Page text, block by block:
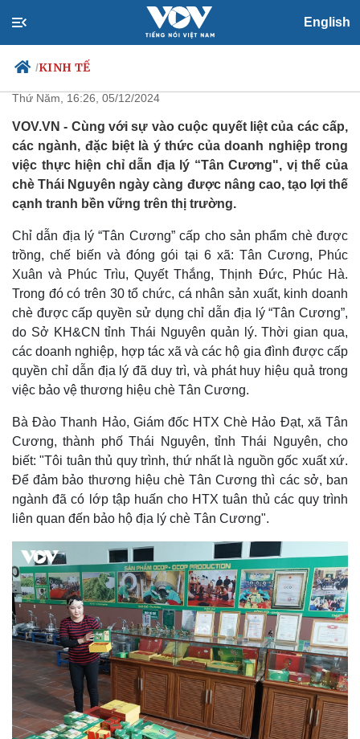
English
/KINH TẾ
Chính trị
Đảng
Tổ chức nhân sự
Quốc hội
Xã hội
Tin 24h
Dự báo thời tiết
Giáo dục
Việc làm
Biển đảo
Thế giới
Quan sát
Cuộc sống đó đây
Hồ sơ
Multimedia
Video
Ảnh
E-Magazine
Infographic
Tăng cường bảo vệ thương hiệu
chè Tân Cương
Thứ Năm, 16:26, 05/12/2024
VOV.VN - Cùng với sự vào cuộc quyết liệt của các cấp,
các ngành, đặc biệt là ý thức của doanh nghiệp trong
việc thực hiện chỉ dẫn địa lý “Tân Cương", vị thế của
chè Thái Nguyên ngày càng được nâng cao, tạo lợi thế
cạnh tranh bền vững trên thị trường.
Chỉ dẫn địa lý “Tân Cương” cấp cho sản phẩm chè được
trồng, chế biến và đóng gói tại 6 xã: Tân Cương, Phúc
Xuân và Phúc Trìu, Quyết Thắng, Thịnh Đức, Phúc Hà.
Trong đó có trên 30 tổ chức, cá nhân sản xuất, kinh doanh
chè được cấp quyền sử dụng chỉ dẫn địa lý “Tân Cương”,
do Sở KH&CN tỉnh Thái Nguyên quản lý. Thời gian qua,
các doanh nghiệp, hợp tác xã và các hộ gia đình được cấp
quyền chỉ dẫn địa lý đã duy trì, và phát huy hiệu quả trong
việc bảo vệ thương hiệu chè Tân Cương.
Bà Đào Thanh Hảo, Giám đốc HTX Chè Hảo Đạt, xã Tân
Cương, thành phố Thái Nguyên, tỉnh Thái Nguyên, cho
biết: "Tôi tuân thủ quy trình, thứ nhất là nguồn gốc xuất xứ.
Để đảm bảo thương hiệu chè Tân Cương thì các sở, ban
ngành đã có lớp tập huấn cho HTX tuân thủ các quy trình
liên quan đến bảo hộ địa lý chè Tân Cương".